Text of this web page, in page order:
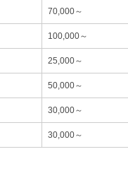
70,000～
100,000～
25,000～
50,000～
30,000～
30,000～